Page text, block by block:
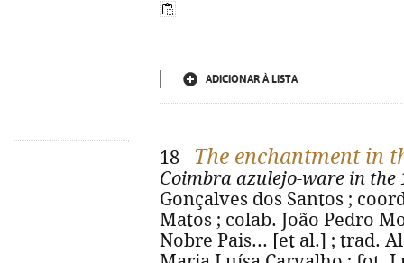
ADICIONAR À LISTA
18 - The enchantment in
Coimbra azulejo-ware in the
Gonçalves dos Santos ;
Matos ; colab. João Pedro
Nobre Pais... [et al.] ; trad.